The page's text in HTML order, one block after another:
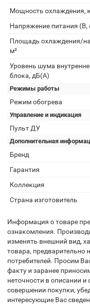
Мощность охлаждения,
Напряжение питания (В,
Площадь охлаждения/
м²
Уровень шума
блока, дБ(А)
Режимы работы
Режим обогрева
Управление и индикация
Пульт ДУ
Дополнительная
Бренд
Гарантия
Коллекция
Страна изготовитель
Информация о товаре
ознакомления.
изменять внешний вид,
товара, предварительно
потребителей. Просим
факту и заранее
неточности в описании
совершении покупки,
интересующие Вас